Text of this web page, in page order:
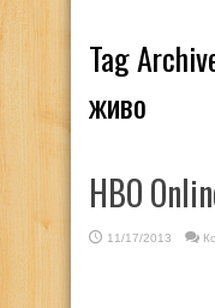
Tag
живо
HBO
11/17/2013